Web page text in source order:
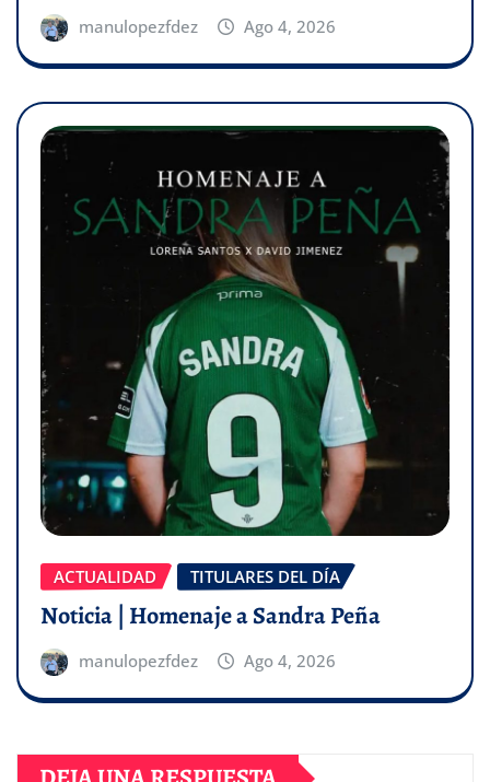
manulopezfdez Ago 4, 2026
ACTUALIDAD TITULARES DEL DÍA
Noticia | Homenaje a Sandra Peña
manulopezfdez Ago 4, 2026